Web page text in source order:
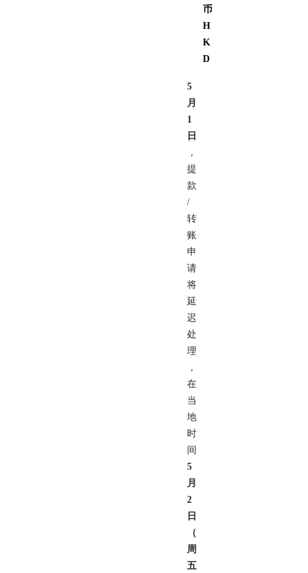
币
H
K
D
5
月
1
日
，
提
款
/
转
账
申
请
将
延
迟
处
理
，
在
当
地
时
间
5
月
2
日
（
周
五